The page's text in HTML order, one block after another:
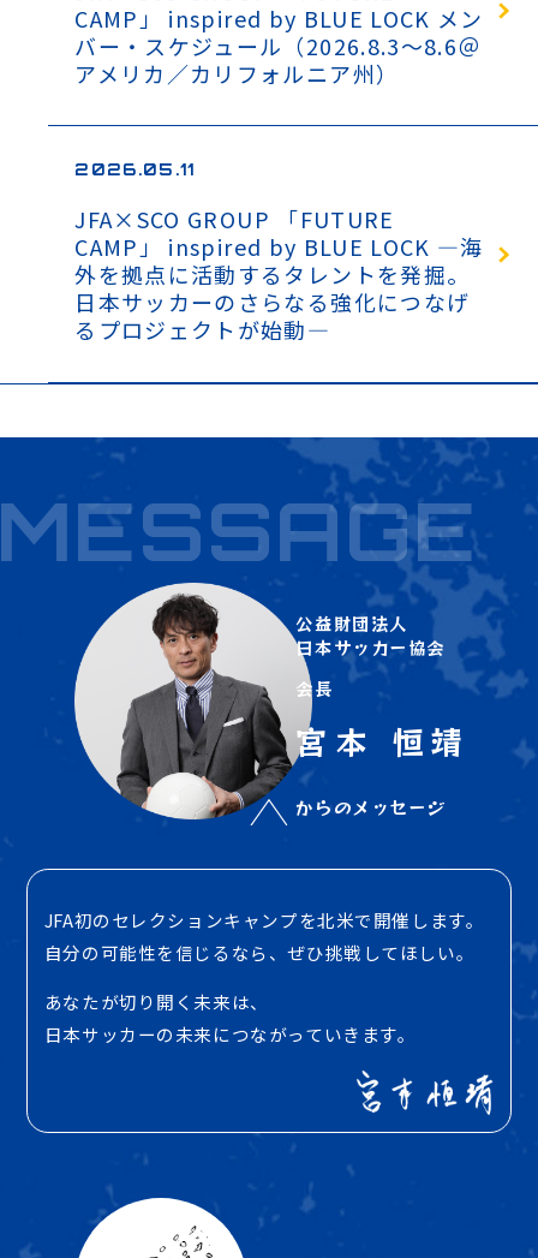
CAMP」 inspired by BLUE LOCK メン
バー・スケジュール（2026.8.3～8.6＠
アメリカ／カリフォルニア州）
2026.05.11
JFA×SCO GROUP 「FUTURE
CAMP」 inspired by BLUE LOCK ―海
外を拠点に活動するタレントを発掘。
日本サッカーのさらなる強化につなげ
るプロジェクトが始動―
公益財団法人
日本サッカー協会
会長
宮本 恒靖
からのメッセージ
JFA初のセレクションキャンプを北米で開催します。
自分の可能性を信じるなら、ぜひ挑戦してほしい。
あなたが切り開く未来は、
日本サッカーの未来につながっていきます。